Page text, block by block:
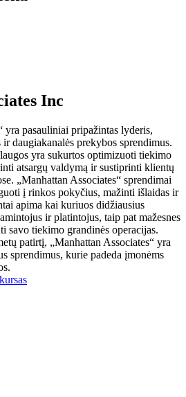
Inc
yra pasauliniai pripažintas lyderis,
daugiakanalės prekybos sprendimus.
yra sukurtos optimizuoti tiekimo
atsargų valdymą ir sustiprinti klientų
„Manhattan Associates“ sprendimai
į rinkos pokyčius, mažinti išlaidas ir
apima kai kuriuos didžiausius
ir platintojus, taip pat mažesnes
savo tiekimo grandinės operacijas.
patirtį, „Manhattan Associates“ yra
sprendimus, kurie padeda įmonėms